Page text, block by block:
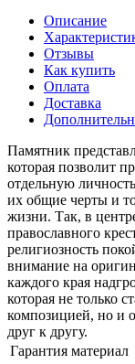
Описание
Отзывы
Как купить
Оплата
Доставка
Памятник
которая позволит
отдельную
их общие черты и
жизни. Так, в
православного
религиозность
внимание на
каждого края
которая не только
композицией, но и
друг к другу.
Гарантия материал